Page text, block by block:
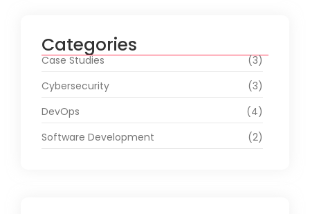
Categories
Case Studies
(3)
Cybersecurity
(3)
DevOps
(4)
Software Development
(2)